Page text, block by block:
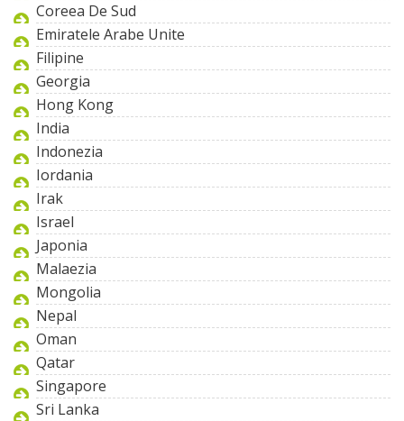
Coreea De Sud
Emiratele Arabe Unite
Filipine
Georgia
Hong Kong
India
Indonezia
Iordania
Irak
Israel
Japonia
Malaezia
Mongolia
Nepal
Oman
Qatar
Singapore
Sri Lanka